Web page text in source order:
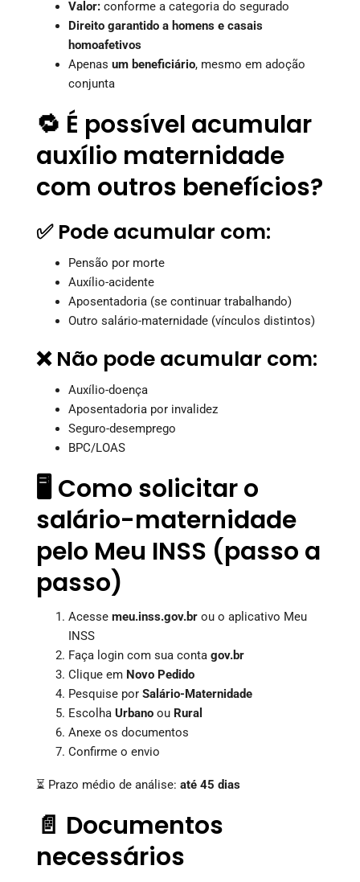
Valor: conforme a categoria do segurado
Direito garantido a homens e casais
homoafetivos
Apenas um beneficiário, mesmo em adoção
conjunta
🔁 É possível acumular
auxílio maternidade
com outros benefícios?
✅ Pode acumular com:
Pensão por morte
Auxílio-acidente
Aposentadoria (se continuar trabalhando)
Outro salário-maternidade (vínculos distintos)
❌ Não pode acumular com:
Auxílio-doença
Aposentadoria por invalidez
Seguro-desemprego
BPC/LOAS
🖥️ Como solicitar o
salário-maternidade
pelo Meu INSS (passo a
passo)
Acesse meu.inss.gov.br ou o aplicativo Meu
INSS
Faça login com sua conta gov.br
Clique em Novo Pedido
Pesquise por Salário-Maternidade
Escolha Urbano ou Rural
Anexe os documentos
Confirme o envio
⏳ Prazo médio de análise: até 45 dias
📄 Documentos
necessários